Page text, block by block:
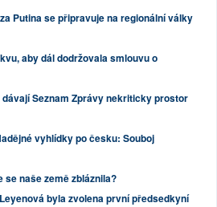
Putina se připravuje na regionální války
aby dál dodržovala smlouvu o
dávají Seznam Zprávy nekriticky prostor
vyhlídky po česku: Souboj
se naše země zbláznila?
byla zvolena první předsedkyní